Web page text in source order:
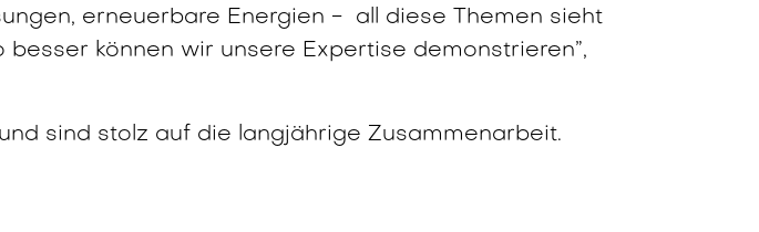
erneuerbare Energien - all diese Themen sieht
können wir unsere Expertise demonstrieren”,
sind stolz auf die langjährige Zusammenarbeit.